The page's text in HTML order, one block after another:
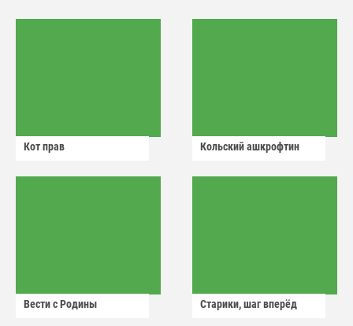
Кот прав Кольский ашкрофтин
Вести с Родины Старики, шаг вперёд